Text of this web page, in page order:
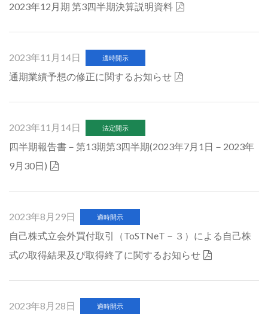
2023年12月期 第3四半期決算説明資料
2023年11月14日 適時開示
通期業績予想の修正に関するお知らせ
2023年11月14日 法定開示
四半期報告書－第13期第3四半期(2023年7月1日－2023年
9月30日)
2023年8月29日 適時開示
自己株式立会外買付取引（ToSTNeT－３）による自己株
式の取得結果及び取得終了に関するお知らせ
2023年8月28日 適時開示